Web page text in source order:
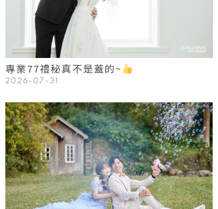
Read More
專業77禮秘真不是蓋的~
2026-07-31
123
Read More